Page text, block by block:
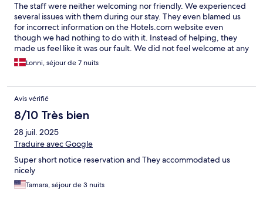
The staff were neither welcoming nor friendly. We experienced
several issues with them during our stay. They even blamed us
for incorrect information on the Hotels.com website even
though we had nothing to do with it. Instead of helping, they
made us feel like it was our fault. We did not feel welcome at any
point during our stay. The owner even told Hotels.com that they
wanted us out of the hotel, which says a lot about how they treat
definitely not worth it. You can get a much better breakfast for
less money in town. I would strongly recommend staying
somewhere else.!!
Lonni, séjour de 7 nuits
Avis vérifié
8/10 Très bien
28 juil. 2025
Traduire avec Google
Super short notice reservation and They accommodated us
nicely
Tamara, séjour de 3 nuits